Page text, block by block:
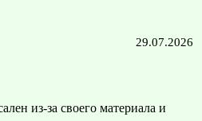
29.07.2026
из-за своего материала и